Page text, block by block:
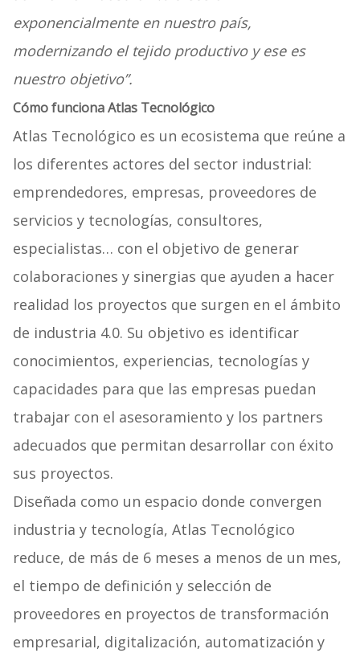
exponencialmente en nuestro país,
modernizando el tejido productivo y ese es
nuestro objetivo”.
Cómo funciona Atlas Tecnológico
Atlas Tecnológico es un ecosistema que reúne a
los diferentes actores del sector industrial:
emprendedores, empresas, proveedores de
servicios y tecnologías, consultores,
especialistas… con el objetivo de generar
colaboraciones y sinergias que ayuden a hacer
realidad los proyectos que surgen en el ámbito
de industria 4.0. Su objetivo es identificar
conocimientos, experiencias, tecnologías y
capacidades para que las empresas puedan
trabajar con el asesoramiento y los partners
adecuados que permitan desarrollar con éxito
sus proyectos.
Diseñada como un espacio donde convergen
industria y tecnología, Atlas Tecnológico
reduce, de más de 6 meses a menos de un mes,
el tiempo de definición y selección de
proveedores en proyectos de transformación
empresarial, digitalización, automatización y